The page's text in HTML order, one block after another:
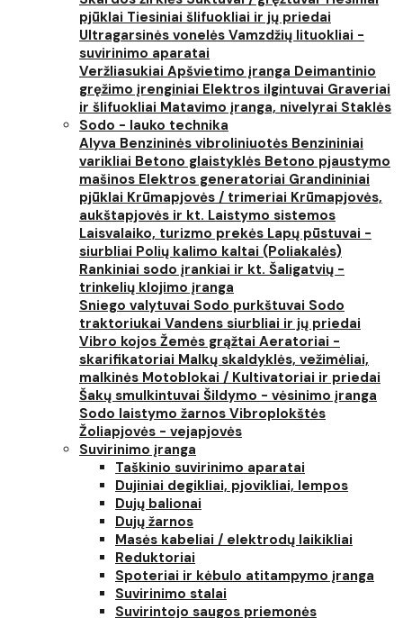
pjūklai Tiesiniai šlifuokliai ir jų priedai
Ultragarsinės vonelės Vamzdžių lituokliai -
suvirinimo aparatai
Veržliasukiai Apšvietimo įranga Deimantinio
gręžimo įrenginiai Elektros ilgintuvai Graveriai
ir šlifuokliai Matavimo įranga, nivelyrai Staklės
Sodo - lauko technika
Alyva Benzininės vibroliniuotės Benzininiai
varikliai Betono glaistyklės Betono pjaustymo
mašinos Elektros generatoriai Grandininiai
pjūklai Krūmapjovės / trimeriai Krūmapjovės,
aukštapjovės ir kt. Laistymo sistemos
Laisvalaiko, turizmo prekės Lapų pūstuvai -
siurbliai Polių kalimo kaltai (Poliakalės)
Rankiniai sodo įrankiai ir kt. Šaligatvių -
trinkelių klojimo įranga
Sniego valytuvai Sodo purkštuvai Sodo
traktoriukai Vandens siurbliai ir jų priedai
Vibro kojos Žemės grąžtai Aeratoriai -
skarifikatoriai Malkų skaldyklės, vežimėliai,
malkinės Motoblokai / Kultivatoriai ir priedai
Šakų smulkintuvai Šildymo - vėsinimo įranga
Sodo laistymo žarnos Vibroplokštės
Žoliapjovės - vejapjovės
Suvirinimo įranga
Taškinio suvirinimo aparatai
Dujiniai degikliai, pjovikliai, lempos
Dujų balionai
Dujų žarnos
Masės kabeliai / elektrodų laikikliai
Reduktoriai
Spoteriai ir kėbulo atitampymo įranga
Suvirinimo stalai
Suvirintojo saugos priemonės